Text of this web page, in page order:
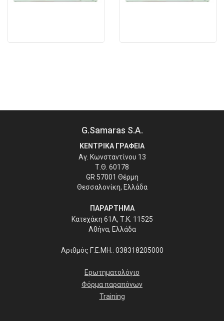
G.Samaras S.A.
ΚΕΝΤΡΙΚΑ ΓΡΑΦΕΙΑ
Αγ. Κωνσταντίνου 13
Τ.Θ. 60178
GR 57001 Θέρμη
Θεσσαλονίκη, Ελλάδα
ΠΑΡΑΡΤΗΜΑ
Κατεχάκη 61Α, Τ.Κ. 11525
Αθήνα, Ελλάδα
Αριθμός Γ.Ε.ΜΗ.: 038318205000
Ερωτηματολόγιο
Φόρμα παραπόνων
Training